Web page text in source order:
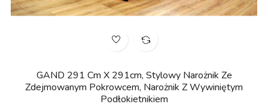
GAND 291 Cm X 291cm, Stylowy Narożnik Ze
Zdejmowanym Pokrowcem, Narożnik Z Wywiniętym
Podłokietnikiem